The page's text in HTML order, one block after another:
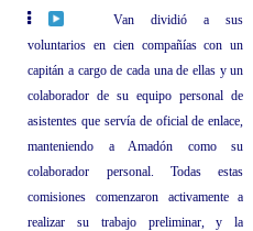
Van dividió a sus
voluntarios en cien compañías con un
capitán a cargo de cada una de ellas y un
colaborador de su equipo personal de
asistentes que servía de oficial de enlace,
manteniendo a Amadón como su
colaborador personal. Todas estas
comisiones comenzaron activamente a
realizar su trabajo preliminar, y la